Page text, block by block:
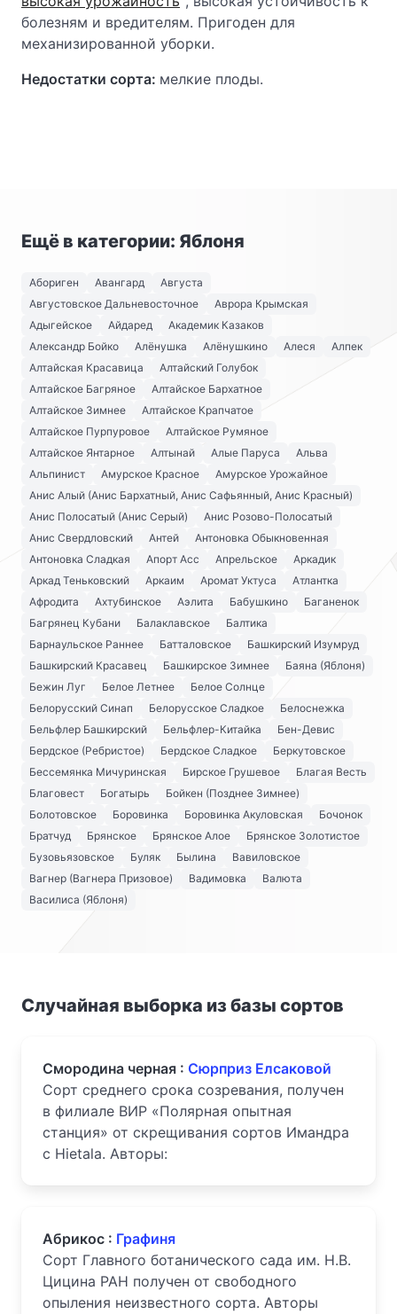
болезням и вредителям. Пригоден для
механизированной уборки.
Недостатки сорта: мелкие плоды.
Ещё в категории: Яблоня
Абориген Авангард
Августа
Августовское Дальневосточное
Аврора Крымская
Адыгейское
Айдаред
Академик Казаков
Александр Бойко
Алёнушка Алёнушкино Алеся
Алпек
Алтайская Красавица
Алтайский Голубок
Алтайское Багряное
Алтайское Бархатное
Алтайское Зимнее
Алтайское Крапчатое
Алтайское Пурпуровое
Алтайское Румяное
Алтайское Янтарное
Алтынай Алые Паруса
Альва
Альпинист
Амурское Красное
Амурское Урожайное
Анис Алый (Анис Бархатный, Анис Сафьянный, Анис Красный)
Анис Полосатый (Анис Серый)
Анис Розово-Полосатый
Анис Свердловский
Антей
Антоновка Обыкновенная
Антоновка Сладкая
Апорт Асс Апрельское
Аркадик
Аркад Теньковский
Аркаим Аромат Уктуса
Атлантка
Афродита
Ахтубинское Аэлита Бабушкино
Баганенок
Багрянец Кубани
Балаклавское
Балтика
Барнаульское Раннее
Батталовское
Башкирский Изумруд
Башкирский Красавец
Башкирское Зимнее
Баяна (Яблоня)
Бежин Луг
Белое Летнее
Белое Солнце
Белорусский Синап
Белорусское Сладкое
Белоснежка
Бельфлер Башкирский
Бельфлер-Китайка
Бен-Девис
Бердское (Ребристое)
Бердское Сладкое
Беркутовское
Бессемянка Мичуринская
Бирское Грушевое
Благая Весть
Благовест
Богатырь
Бойкен (Позднее Зимнее)
Болотовское
Боровинка Боровинка Акуловская
Бочонок
Братчуд
Брянское Брянское Алое
Брянское Золотистое
Бузовьязовское
Буляк Былина
Вавиловское
Вагнер (Вагнера Призовое)
Вадимовка
Валюта
Василиса (Яблоня)
Случайная выборка из базы сортов
Смородина черная : Сюрприз Елсаковой
Сорт среднего срока созревания, получен
в филиале ВИР «Полярная опытная
станция» от скрещивания сортов Имандра
с Hietala. Авторы:
Абрикос : Графиня
Сорт Главного ботанического сада им. Н.В.
Цицина РАН получен от свободного
опыления неизвестного сорта. Авторы